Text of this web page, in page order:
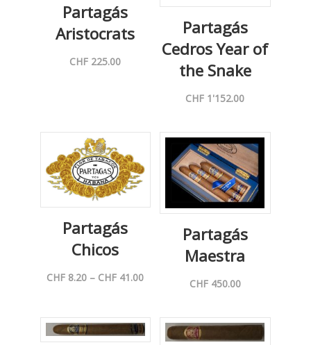
Partagás
Aristocrats
CHF 225.00
Partagás
Cedros Year of
the Snake
CHF 1'152.00
Partagás
Chicos
CHF 8.20 – CHF 41.00Preisspanne:
CHF 41.00
Partagás
Maestra
CHF450.00